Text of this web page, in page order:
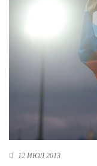
Нижегородская область (1)
Новосибирская область (3)
Ростовская область (2)
12 ИЮЛ 2013